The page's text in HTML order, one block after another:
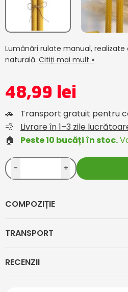
COMPOZIȚIE
TRANSPORT
RECENZII
Lumânări rulate manual, realizate
naturală. Citiți mai mult »
48,99 lei
🚗
Transport gratuit pentru
💨
Livrare în 1–3 zile
🏠
Peste 10 bucăți în stoc.
- +